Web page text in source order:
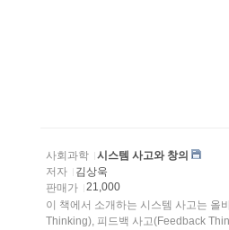
사회과학
시스템 사고와 창의
저자
김상욱
판매가
21,000
이 책에서 소개하는 시스템 사고는 올
Thinking), 피드백 사고(Feedback